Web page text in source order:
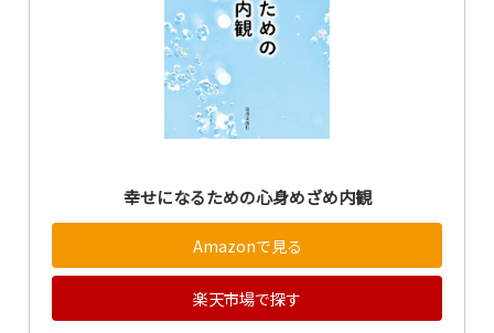
幸せになるための心身めざめ内観
Amazonで見る
楽天市場で探す